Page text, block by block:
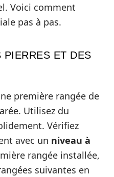
Voici comment
pas à pas.
PIERRES ET DES
première rangée de
Utilisez du
Vérifiez
avec un niveau à
rangée installée,
suivantes en